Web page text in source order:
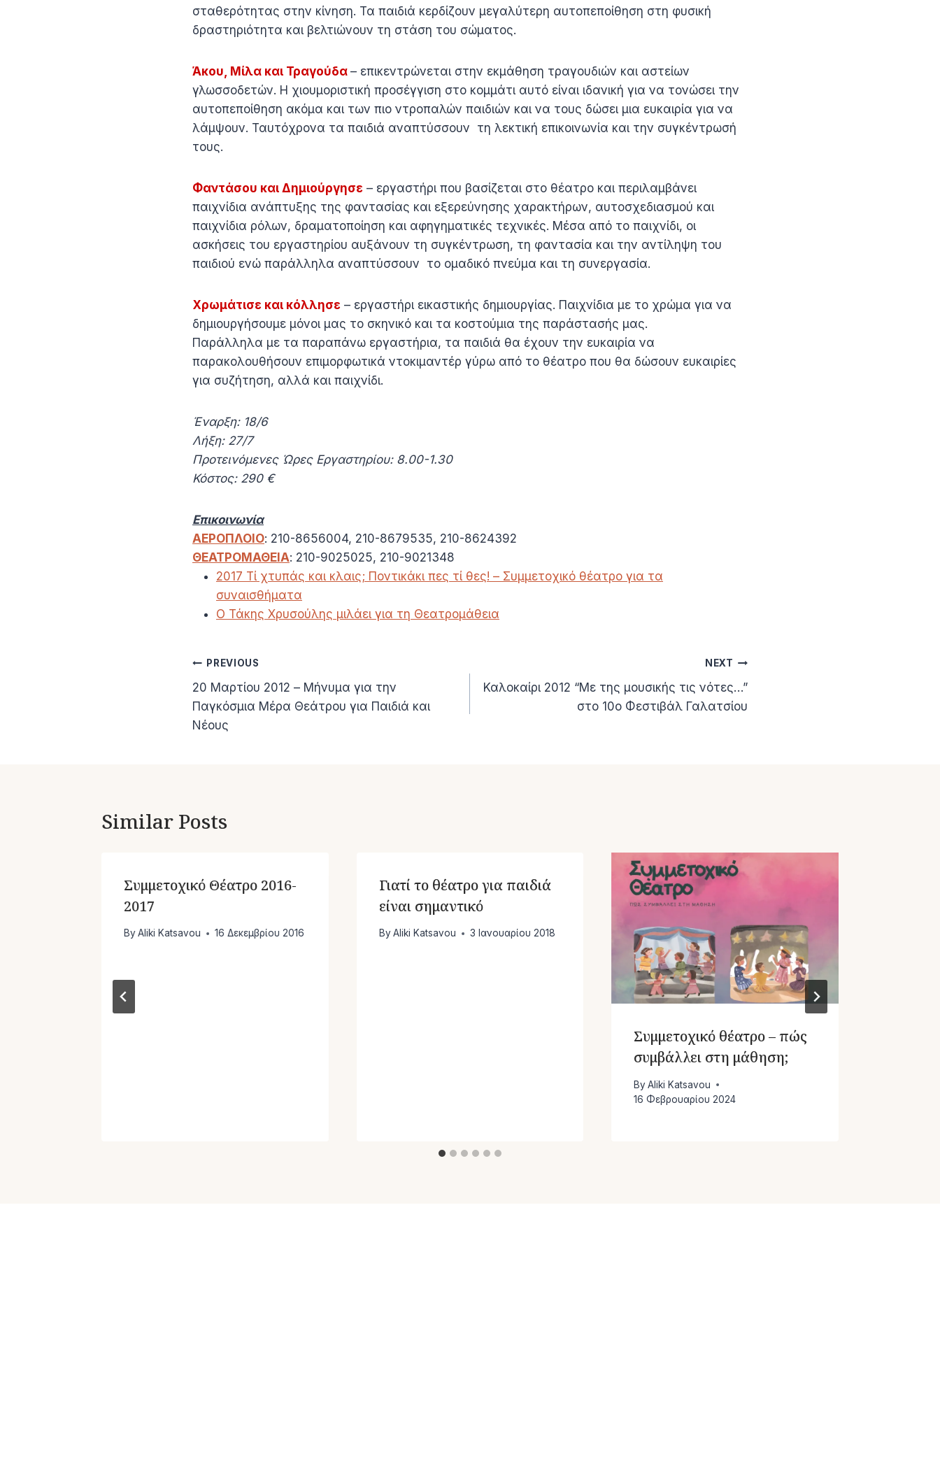
σταθερότητας στην κίνηση. Τα παιδιά κερδίζουν μεγαλύτερη αυτοπεποίθηση στη φυσική
δραστηριότητα και βελτιώνουν τη στάση του σώματος.
Άκου, Μίλα και Τραγούδα – επικεντρώνεται στην εκμάθηση τραγουδιών και αστείων
γλωσσοδετών. Η χιουμοριστική προσέγγιση στο κομμάτι αυτό είναι ιδανική για να τονώσει την
αυτοπεποίθηση ακόμα και των πιο ντροπαλών παιδιών και να τους δώσει μια ευκαιρία για να
λάμψουν. Ταυτόχρονα τα παιδιά αναπτύσσουν τη λεκτική επικοινωνία και την συγκέντρωσή
τους.
Φαντάσου και Δημιούργησε – εργαστήρι που βασίζεται στο θέατρο και περιλαμβάνει
παιχνίδια ανάπτυξης της φαντασίας και εξερεύνησης χαρακτήρων, αυτοσχεδιασμού και
παιχνίδια ρόλων, δραματοποίηση και αφηγηματικές τεχνικές. Μέσα από το παιχνίδι, οι
ασκήσεις του εργαστηρίου αυξάνουν τη συγκέντρωση, τη φαντασία και την αντίληψη του
παιδιού ενώ παράλληλα αναπτύσσουν το ομαδικό πνεύμα και τη συνεργασία.
Χρωμάτισε και κόλλησε – εργαστήρι εικαστικής δημιουργίας. Παιχνίδια με το χρώμα για να
δημιουργήσουμε μόνοι μας το σκηνικό και τα κοστούμια της παράστασής μας.
Παράλληλα με τα παραπάνω εργαστήρια, τα παιδιά θα έχουν την ευκαιρία να
παρακολουθήσουν επιμορφωτικά ντοκιμαντέρ γύρω από το θέατρο που θα δώσουν ευκαιρίες
για συζήτηση, αλλά και παιχνίδι.
Έναρξη: 18/6
Λήξη: 27/7
Προτεινόμενες Ώρες Εργαστηρίου: 8.00-1.30
Κόστος: 290 €
Επικοινωνία
ΑΕΡΟΠΛΟΙΟ: 210-8656004, 210-8679535, 210-8624392
ΘΕΑΤΡΟΜΑΘΕΙΑ: 210-9025025, 210-9021348
2017 Τί χτυπάς και κλαις; Ποντικάκι πες τί θες! – Συμμετοχικό θέατρο για τα
συναισθήματα
Ο Τάκης Χρυσούλης μιλάει για τη Θεατρομάθεια
Πλοήγηση
άρθρων
PREVIOUS
20 Μαρτίου 2012 – Μήνυμα για την
Παγκόσμια Μέρα Θεάτρου για Παιδιά και
Νέους
NEXT
Καλοκαίρι 2012 “Με της μουσικής τις νότες…”
στο 10ο Φεστιβάλ Γαλατσίου
Similar Posts
Συμμετοχικό Θέατρο 2016-
2017
ByAliki Katsavou 16 Δεκεμβρίου 2016
Γιατί το θέατρο για παιδιά
είναι σημαντικό
By Aliki Katsavou 3 Ιανουαρίου 2018
Συμμετοχικό θέατρο – πώς
συμβάλλει στη μάθηση;
By Aliki Katsavou
16 Φεβρουαρίου 2024